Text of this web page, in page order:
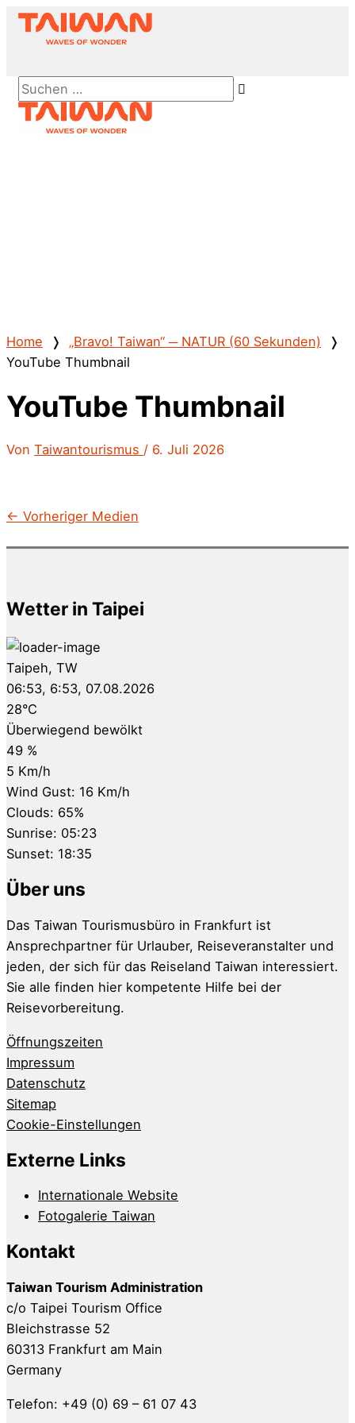
Zum
Inhalt
Above
Header
Suchen …
Home ❭ „Bravo! Taiwan“ ─ NATUR (60 Sekunden) ❭
YouTube Thumbnail
YouTube Thumbnail
Von Taiwantourismus / 6. Juli 2026
← Vorheriger Medien
Wetter in Taipei
Taipeh, TW
06:53, 6:53, 07.08.2026
28°C
Überwiegend bewölkt
49 %
5 Km/h
Wind Gust: 16 Km/h
Clouds: 65%
Sunrise: 05:23
Sunset: 18:35
Über uns
Das Taiwan Tourismusbüro in Frankfurt ist
Ansprechpartner für Urlauber, Reiseveranstalter und
jeden, der sich für das Reiseland Taiwan interessiert.
Sie alle finden hier kompetente Hilfe bei der
Reisevorbereitung.
Öffnungszeiten
Impressum
Datenschutz
Sitemap
Cookie-Einstellungen
Externe Links
Internationale Website
Fotogalerie Taiwan
Kontakt
Taiwan Tourism Administration
c/o Taipei Tourism Office
Bleichstrasse 52
60313 Frankfurt am Main
Germany
Telefon: +49 (0) 69 – 61 07 43